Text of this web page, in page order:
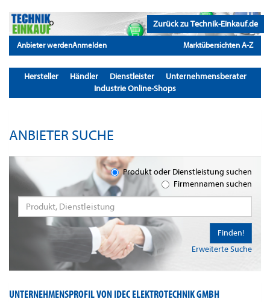
Zurück zu Technik-Einkauf.de
Anbieter werdenAnmelden Marktübersichten A-Z
Hersteller Händler Dienstleister
Unternehmensberater
Industrie Online-Shops
ANBIETER SUCHE
Produkt oder Dienstleistung suchen
Firmennamen suchen
Erweiterte Suche
Finden!
UNTERNEHMENSPROFIL VON IDEC ELEKTROTECHNIK GMBH